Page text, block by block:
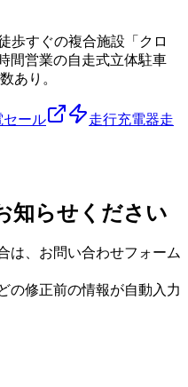
歩すぐの複合施設「クロ
間営業の自走式立体駐車
あり。
セール 走行充電器走
知らせください
は、お問い合わせフォーム
の修正前の情報が自動入力